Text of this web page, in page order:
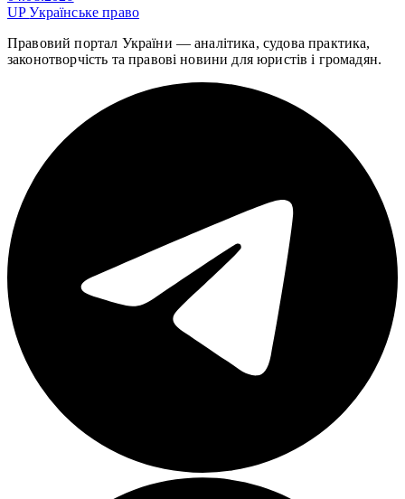
UPУкраїнське право
Правовий портал України — аналітика, судова практика,
законотворчість та правові новини для юристів і громадян.